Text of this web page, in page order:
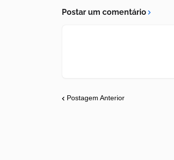
Postar um comentário
Postagem Anterior